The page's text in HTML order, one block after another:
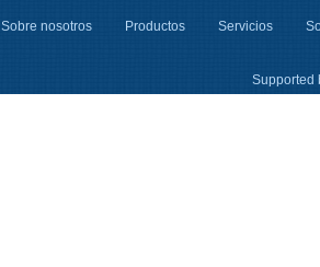
Sobre nosotros Productos Servicios
Supported